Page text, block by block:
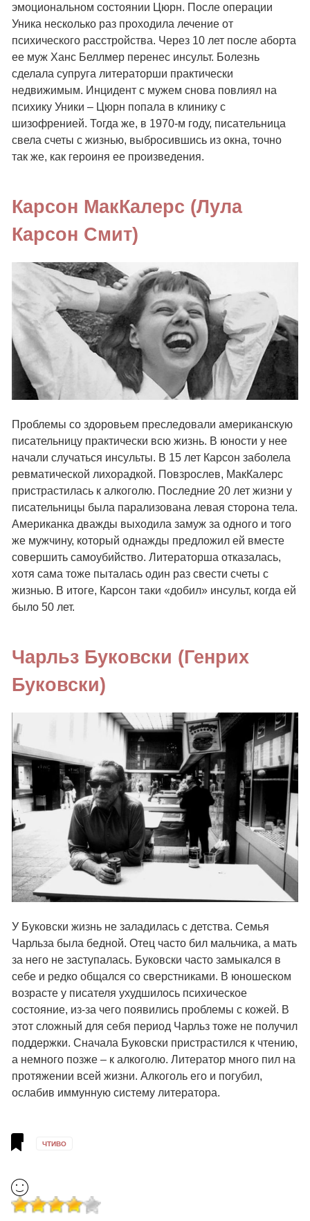
эмоциональном состоянии Цюрн. После операции
Уника несколько раз проходила лечение от
психического расстройства. Через 10 лет после аборта
ее муж Ханс Беллмер перенес инсульт. Болезнь
сделала супруга литераторши практически
недвижимым. Инцидент с мужем снова повлиял на
психику Уники – Цюрн попала в клинику с
шизофренией. Тогда же, в 1970-м году, писательница
свела счеты с жизнью, выбросившись из окна, точно
так же, как героиня ее произведения.
Карсон МакКалерс (Лула
Карсон Смит)
Проблемы со здоровьем преследовали американскую
писательницу практически всю жизнь. В юности у нее
начали случаться инсульты. В 15 лет Карсон заболела
ревматической лихорадкой. Повзрослев, МакКалерс
пристрастилась к алкоголю. Последние 20 лет жизни у
писательницы была парализована левая сторона тела.
Американка дважды выходила замуж за одного и того
же мужчину, который однажды предложил ей вместе
совершить самоубийство. Литераторша отказалась,
хотя сама тоже пыталась один раз свести счеты с
жизнью. В итоге, Карсон таки «добил» инсульт, когда ей
было 50 лет.
Чарльз Буковски (Генрих
Буковски)
У Буковски жизнь не заладилась с детства. Семья
Чарльза была бедной. Отец часто бил мальчика, а мать
за него не заступалась. Буковски часто замыкался в
себе и редко общался со сверстниками. В юношеском
возрасте у писателя ухудшилось психическое
состояние, из-за чего появились проблемы с кожей. В
этот сложный для себя период Чарльз тоже не получил
поддержки. Сначала Буковски пристрастился к чтению,
а немного позже – к алкоголю. Литератор много пил на
протяжении всей жизни. Алкоголь его и погубил,
ослабив иммунную систему литератора.
ЧТИВО